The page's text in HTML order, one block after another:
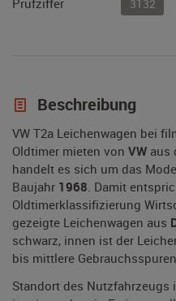
Prüfziffer
3132
Beschreibung
VW T2a Leichenwagen bei
Oldtimer mieten von VW aus
handelt es sich um das
Baujahr 1968. Damit
Oldtimerklassifizierung
gezeigte Leichenwagen aus
schwarz, innen ist der
bis mittlere
Standort des Nutzfahrzeugs